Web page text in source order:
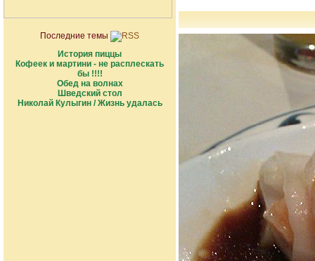
Последние темы
История пиццы
Кофеек и мартини - не расплескать
бы !!!!
Обед на волнах
Шведский стол
Николай Кулыгин / Жизнь удалась